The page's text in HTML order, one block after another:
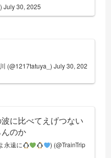
July 30, 2025
(@1217tatuya_)July 30, 202
に比べてえげつない
のか
永遠に
) (@TrainTrip